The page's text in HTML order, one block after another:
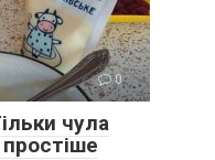
0
чула